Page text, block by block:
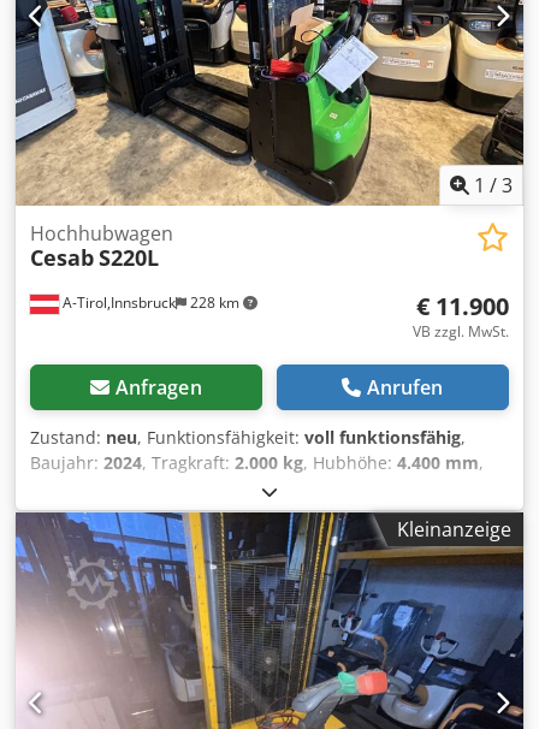
Initialhub, Dcsdjzrckgspfx Agmek integriertes Ladegerät,
Pin-Code Tastenfeld Fingerschutz Plexiglas
Proportionalsteuerung von Hub/ Senkung
1 /3
A-Tirol,Innsbruck 228 km
Hochhubwagen
CesabS220L
€ 11.900
VB zzgl. MwSt.
Anfragen Anrufen
Zustand: neu, Funktionsfähigkeit: voll funktionsfähig,
Baujahr: 2024, Tragkraft: 2.000 kg, Hubhöhe: 4.400 mm,
, Kraftstofftyp:
Triplex, Bauhöhe:2.070 mm, Gabellänge:1.150 mm,
Antriebsart:Elektro, Hochhubwagen Lastschwerpunkt:
600mm Masttyp: Triplex Zustand: Neugerät Zustand
Technisch: Neu Bereifung vorne Typ: Vulkollan Bereifung
hinten Typ: Polyurethan Dsdpfxezrci Ae Agmock Batterie
Volt: 24V Batterie Ah: 300Ah Batterie Hersteller: GNB
Batterie Baujahr: 2024 Initialhub, integriertes Ladegerät,
Pin-Code Tastenfeld Fingerschutz Plexiglas
Proportionalsteuerung von Hub/ Senkung
Kleinanzeige